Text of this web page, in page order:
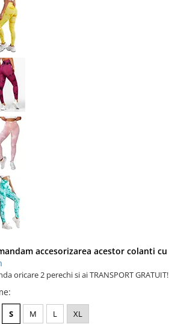
accesorizarea acestor colanti cu
oricare 2 perechi si ai TRANSPORT GRATUIT!
:
S M L XL